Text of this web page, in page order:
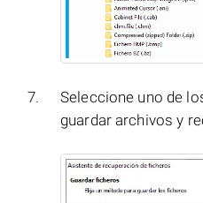
Seleccione uno de
guardar archivos y